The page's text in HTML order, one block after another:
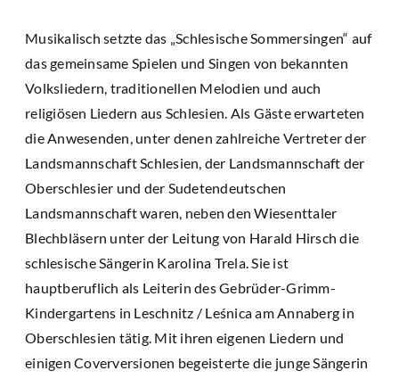
Musikalisch setzte das „Schlesische Sommersingen“ auf
das gemeinsame Spielen und Singen von bekannten
Volksliedern, traditionellen Melodien und auch
religiösen Liedern aus Schlesien. Als Gäste erwarteten
die Anwesenden, unter denen zahlreiche Vertreter der
Landsmannschaft Schlesien, der Landsmannschaft der
Oberschlesier und der Sudetendeutschen
Landsmannschaft waren, neben den Wiesenttaler
Blechbläsern unter der Leitung von Harald Hirsch die
schlesische Sängerin Karolina Trela. Sie ist
hauptberuflich als Leiterin des Gebrüder-Grimm-
Kindergartens in Leschnitz / Leśnica am Annaberg in
Oberschlesien tätig. Mit ihren eigenen Liedern und
einigen Coverversionen begeisterte die junge Sängerin